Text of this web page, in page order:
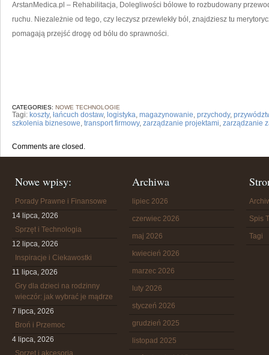
ArstanMedica.pl – Rehabilitacja, Dolegliwości bólowe to rozbudowany
ruchu. Niezależnie od tego, czy leczysz przewlekły ból, znajdziesz tu
pomagają przejść drogę od bólu do sprawności.
CATEGORIES: NOWE TECHNOLOGIE
Tagi: koszty, łańcuch dostaw, logistyka, magazynowanie, przychody,
szkolenia biznesowe, transport firmowy, zarządzanie projektami, zarządzanie
Comments are closed.
Nowe wpisy:
Porady Prawne i Finansowe
14 lipca, 2026
Sprzęt i Technologia
12 lipca, 2026
Inspiracje i Ciekawostki
11 lipca, 2026
Gry dla dzieci na rodzinny
wieczór: jak wybrać je mądrze
7 lipca, 2026
Broń i Przemoc
4 lipca, 2026
Sprzęt i akcesoria
Archiwa
lipiec 2026
czerwiec 2026
maj 2026
kwiecień 2026
marzec 2026
luty 2026
styczeń 2026
grudzień 2025
listopad 2025
Spis
Tagi